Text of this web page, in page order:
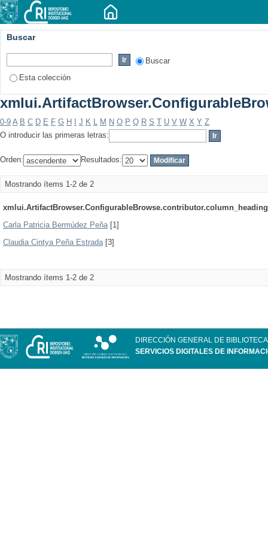
Buscar
Buscar
Esta colección
0-9 A B C D E F G H J K L M N O P Q R S T U V W X Y Z
O introducir las primeras letras:
Orden: Resultados:
Mostrando ítems 1-2 de 2
xmlui.ArtifactBrowser.ConfigurableBrowse.contributor.column_heading
Carla Patricia Bermúdez Peña[1]
Claudia Cintya Peña Estrada[3]
Mostrando ítems 1-2 de 2
DIRECCIÓN GENERAL DE
SERVICIOS DIGITALES DE